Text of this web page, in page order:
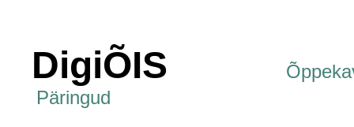
DigiÕIS
Päringud